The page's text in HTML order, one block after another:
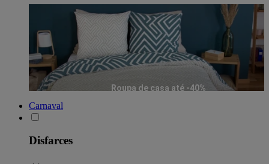
Roupa de casa até -40%
Carnaval
Disfarces